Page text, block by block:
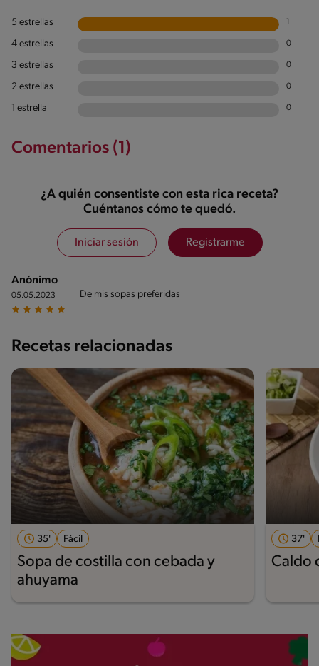
5 estrellas
4 estrellas 0
3 estrellas 0
2 estrellas 0
1 estrella 0
Comentarios (1)
¿A quién consentiste con esta rica receta?
Cuéntanos cómo te quedó.
Iniciar sesión Registrarme
Anónimo
05.05.2023 De mis sopas preferidas
Recetas relacionadas
35' Fácil
Sopa de costilla con cebada y
ahuyama
37'
Caldo